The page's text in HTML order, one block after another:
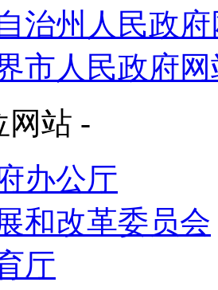
治州人民政
市人民政府网
网站 -
办公厅
和改革委员会
厅